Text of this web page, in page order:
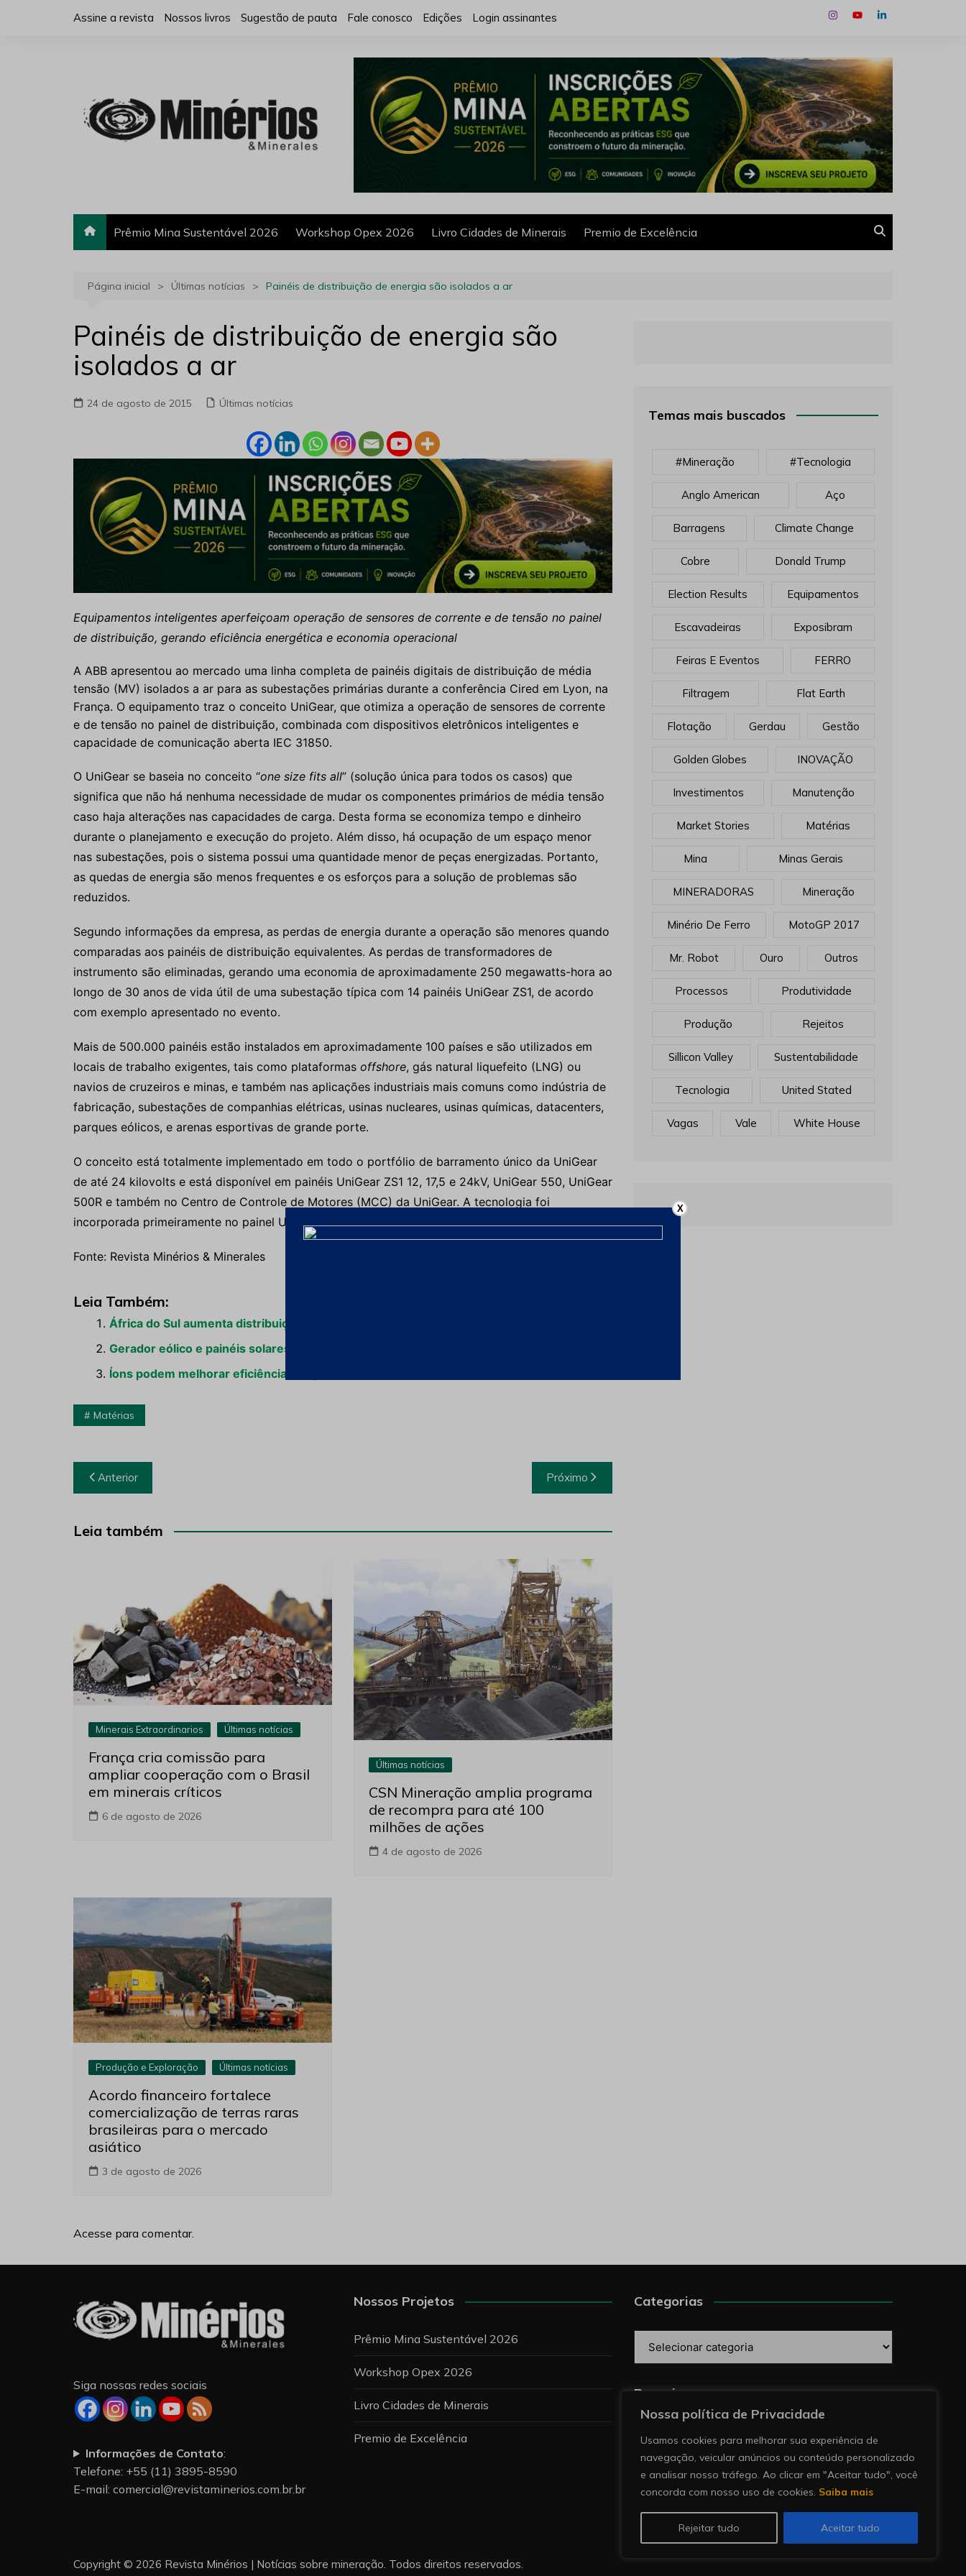
Nossa política de Privacidade
Usamos cookies para melhorar sua experiência de
navegação, veicular anúncios ou conteúdo personalizado
e analisar nosso tráfego. Ao clicar em "Aceitar tudo", você
concorda com nosso uso de cookies. Saiba mais
Rejeitar tudo Aceitar tudo
Assine a revista Nossos livros Sugestão de pauta Fale conosco Edições Login assinantes
Prêmio Mina Sustentável 2026 Workshop Opex 2026 Livro Cidades de Minerais Premio de Excelência
Página inicial Últimas notícias Painéis de distribuição de energia são isolados a ar
Painéis de distribuição de energia são
isolados a ar
24 de agosto de 2015 Últimas notícias
Equipamentos inteligentes aperfeiçoam operação de sensores de corrente e de tensão no painel
de distribuição, gerando eficiência energética e economia operacional
A ABB apresentou ao mercado uma linha completa de painéis digitais de distribuição de média
tensão (MV) isolados a ar para as subestações primárias durante a conferência Cired em Lyon, na
França. O equipamento traz o conceito UniGear, que otimiza a operação de sensores de corrente
e de tensão no painel de distribuição, combinada com dispositivos eletrônicos inteligentes e
capacidade de comunicação aberta IEC 31850.
O UniGear se baseia no conceito “one size fits all” (solução única para todos os casos) que
significa que não há nenhuma necessidade de mudar os componentes primários de média tensão
caso haja alterações nas capacidades de carga. Desta forma se economiza tempo e dinheiro
durante o planejamento e execução do projeto. Além disso, há ocupação de um espaço menor
nas subestações, pois o sistema possui uma quantidade menor de peças energizadas. Portanto,
as quedas de energia são menos frequentes e os esforços para a solução de problemas são
reduzidos.
Segundo informações da empresa, as perdas de energia durante a operação são menores quando
comparadas aos painéis de distribuição equivalentes. As perdas de transformadores de
instrumento são eliminadas, gerando uma economia de aproximadamente 250 megawatts-hora ao
longo de 30 anos de vida útil de uma subestação típica com 14 painéis UniGear ZS1, de acordo
com exemplo apresentado no evento.
Mais de 500.000 painéis estão instalados em aproximadamente 100 países e são utilizados em
locais de trabalho exigentes, tais como plataformas offshore, gás natural liquefeito (LNG) ou
navios de cruzeiros e minas, e também nas aplicações industriais mais comuns como indústria de
fabricação, subestações de companhias elétricas, usinas nucleares, usinas químicas, datacenters,
parques eólicos, e arenas esportivas de grande porte.
O conceito está totalmente implementado em todo o portfólio de barramento único da UniGear
de até 24 kilovolts e está disponível em painéis UniGear ZS1 12, 17,5 e 24kV, UniGear 550, UniGear
500R e também no Centro de Controle de Motores (MCC) da UniGear. A tecnologia foi
incorporada primeiramente no painel UniGear ZS1, apresentado no ano passado.
Fonte: Revista Minérios & Minerales
Leia Também:
África do Sul aumenta distribuição de energia para mineradoras
Gerador eólico e painéis solares abastecem rádios de comunicação
Íons podem melhorar eficiência dos painéis solares
Matérias
Navegação
de
Post
Anterior Próximo
Leia também
Minerais Extraordinarios Últimas notícias
França cria comissão para
ampliar cooperação com o Brasil
em minerais críticos
6 de agosto de 2026
Últimas notícias
CSN Mineração amplia programa
de recompra para até 100
milhões de ações
4 de agosto de 2026
Produção e Exploração Últimas notícias
Acordo financeiro fortalece
comercialização de terras raras
brasileiras para o mercado
asiático
3 de agosto de 2026
Acesse para comentar.
Temas mais buscados
#mineração #tecnologia
Anglo American Aço
Barragens Climate Change
Cobre Donald Trump
Election Results Equipamentos
Escavadeiras Exposibram
Feiras E Eventos FERRO
Filtragem Flat Earth
Flotação Gerdau Gestão
Golden Globes INOVAÇÃO
Investimentos Manutenção
Market Stories Matérias
Mina Minas Gerais
MINERADORAS Mineração
Minério De Ferro MotoGP 2017
Mr. Robot Ouro Outros
Processos Produtividade
Produção Rejeitos
Sillicon Valley Sustentabilidade
Tecnologia United Stated
Vagas Vale White House
Siga nossas redes sociais
Informações de Contato:
Telefone: +55 (11) 3895-8590
E-mail: comercial@revistaminerios.com.br.br
Nossos Projetos
Prêmio Mina Sustentável 2026
Workshop Opex 2026
Livro Cidades de Minerais
Premio de Excelência
Categorias
Pesquise
Copyright © 2026 Revista Minérios | Notícias sobre mineração. Todos direitos reservados.
X